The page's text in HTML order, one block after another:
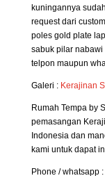
kuningannya
request dari
poles gold plate
sabuk pilar
telpon maupun
Galeri : Kerajinan
Rumah Tempa by
pemasangan
Indonesia dan
kami untuk dapat
Phone / whatsapp